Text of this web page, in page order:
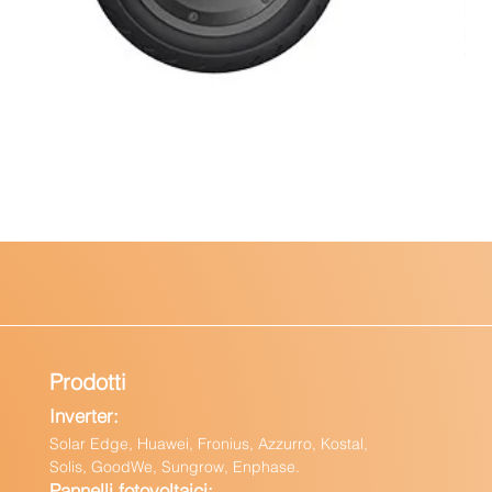
Prodotti
Inverter:
Solar Edge, Huawei, Fronius, Azzurro, Kostal,
Solis, GoodWe, Sungrow, Enphase.